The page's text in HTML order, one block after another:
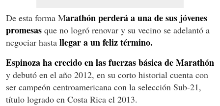
De esta forma Marathón perderá a una de sus jóvenes
promesas que no logró renovar y su vecino se adelantó a
negociar hasta llegar a un feliz término.
Espinoza ha crecido en las fuerzas básica de Marathón
y debutó en el año 2012, en su corto historial cuenta con
ser campeón centroamericana con la selección Sub-21,
título logrado en Costa Rica el 2013.